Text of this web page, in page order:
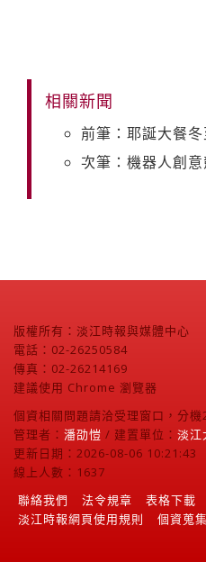
相關新聞
前筆：耶誕大餐
次筆：機器人創
版權所有：淡江時報與媒體中心
電話：02-26250584
傳真：02-26214169
建議使用 Chrome 瀏覽器
個資相關問題請洽受理窗口，分機
管理者： 潘劭愷 / 建置單位： 淡江
更新日期：2026-08-06 10:21:43
線上人數：1637
聯絡我們
法令規章 表格下載
淡江時報網頁使用規則
個資蒐